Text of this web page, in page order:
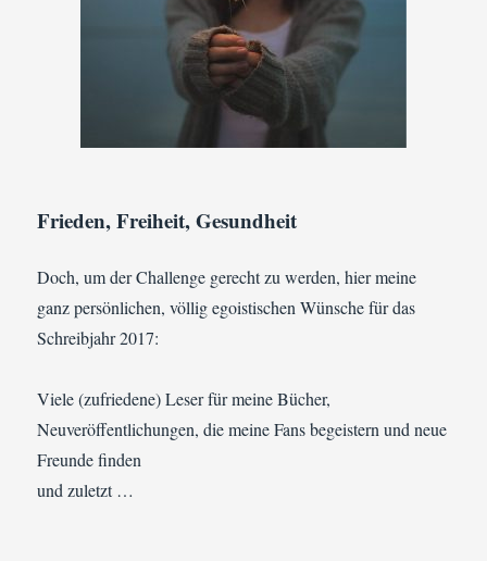
Frieden, Freiheit, Gesundheit
Doch, um der Challenge gerecht zu werden, hier meine
ganz persönlichen, völlig egoistischen Wünsche für das
Schreibjahr 2017:
Viele (zufriedene) Leser für meine Bücher,
Neuveröffentlichungen, die meine Fans begeistern und neue
Freunde finden
und zuletzt …